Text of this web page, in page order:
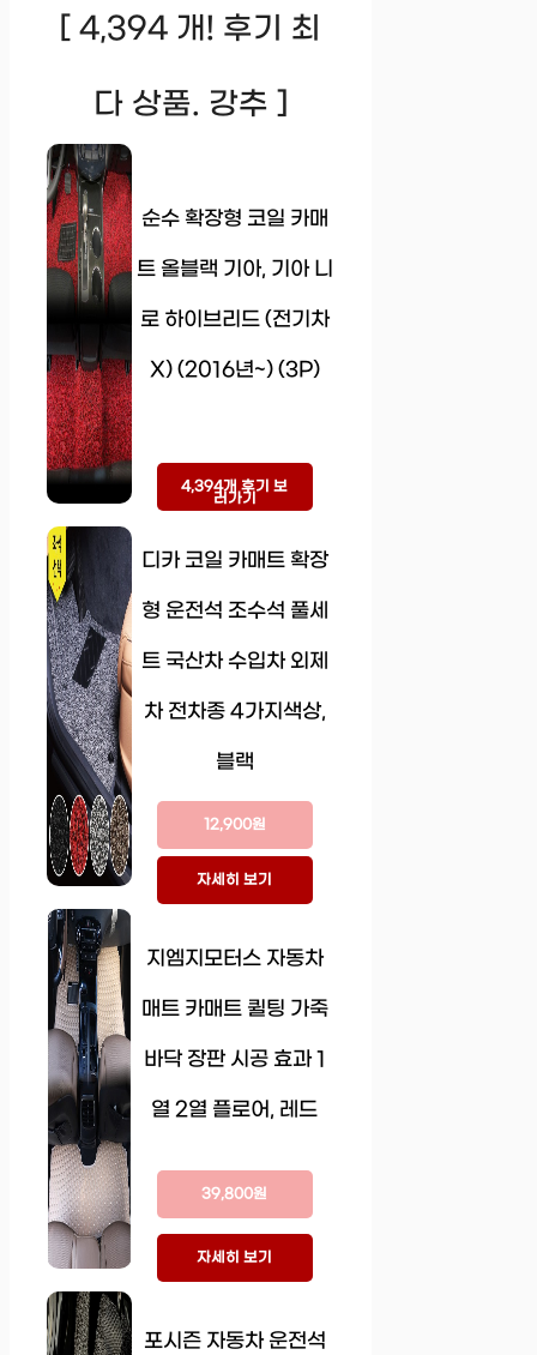
[ 4,394 개! 후기 최
다 상품. 강추 ]
순수 확장형 코일 카매
트 올블랙 기아, 기아 니
로 하이브리드 (전기차
X) (2016년~) (3P)
4,394개 후기 보
러가기
디카 코일 카매트 확장
형 운전석 조수석 풀세
트 국산차 수입차 외제
차 전차종 4가지색상,
블랙
12,900원
자세히 보기
지엠지모터스 자동차
매트 카매트 퀼팅 가죽
바닥 장판 시공 효과 1
열 2열 플로어, 레드
39,800원
자세히 보기
포시즌 자동차 운전석